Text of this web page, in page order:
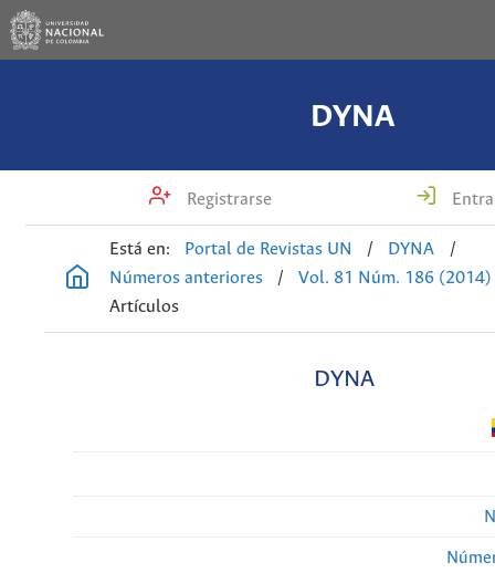
DYNA
Registrarse
Está en: Portal de Revistas UN / DYNA
/
Números anteriores
/
Vol. 81 Núm. 186 (2014)
Artículos
DYNA